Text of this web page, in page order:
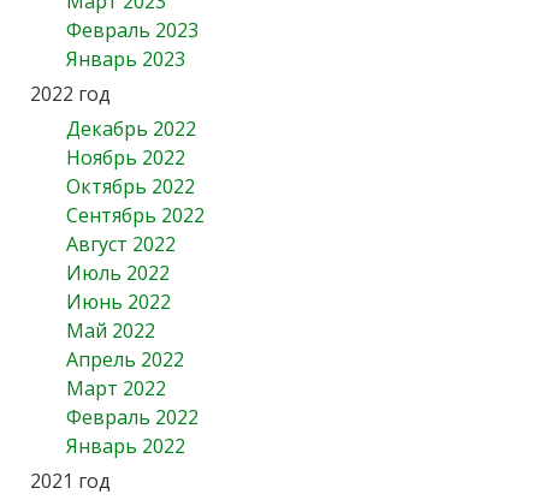
Февраль 2023
Январь 2023
2022 год
Декабрь 2022
Ноябрь 2022
Октябрь 2022
Сентябрь 2022
Август 2022
Июль 2022
Июнь 2022
Май 2022
Апрель 2022
Март 2022
Февраль 2022
Январь 2022
2021 год